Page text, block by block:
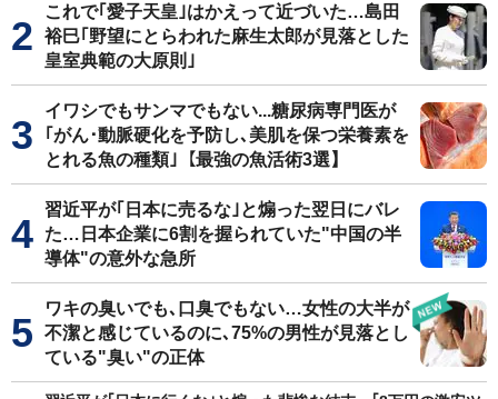
これで｢愛子天皇｣はかえって近づいた…島田
裕巳｢野望にとらわれた麻生太郎が見落とした
皇室典範の大原則｣
イワシでもサンマでもない...糖尿病専門医が
｢がん･動脈硬化を予防し､美肌を保つ栄養素を
とれる魚の種類｣【最強の魚活術3選】
習近平が｢日本に売るな｣と煽った翌日にバレ
た…日本企業に6割を握られていた"中国の半
導体"の意外な急所
ワキの臭いでも､口臭でもない…女性の大半が
不潔と感じているのに､75%の男性が見落とし
ている"臭い"の正体